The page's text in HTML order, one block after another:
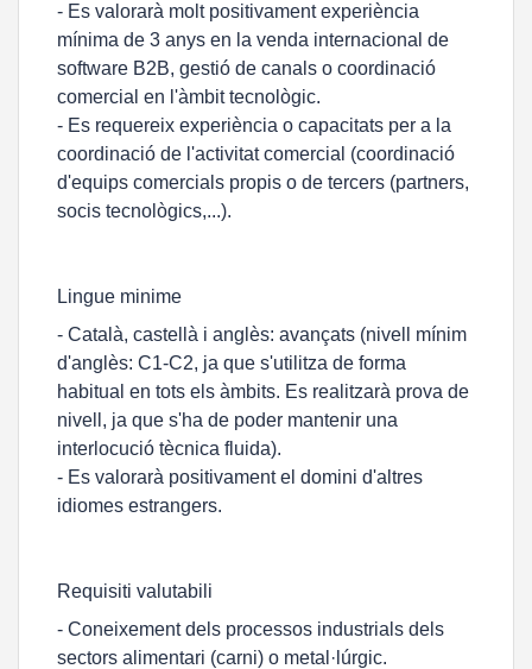
- Es valorarà molt positivament experiència
mínima de 3 anys en la venda internacional de
software B2B, gestió de canals o coordinació
comercial en l'àmbit tecnològic.
- Es requereix experiència o capacitats per a la
coordinació de l'activitat comercial (coordinació
d'equips comercials propis o de tercers (partners,
socis tecnològics,...).
Lingue minime
- Català, castellà i anglès: avançats (nivell mínim
d'anglès: C1-C2, ja que s'utilitza de forma
habitual en tots els àmbits. Es realitzarà prova de
nivell, ja que s'ha de poder mantenir una
interlocució tècnica fluida).
- Es valorarà positivament el domini d'altres
idiomes estrangers.
Requisiti valutabili
- Coneixement dels processos industrials dels
sectors alimentari (carni) o metal·lúrgic.